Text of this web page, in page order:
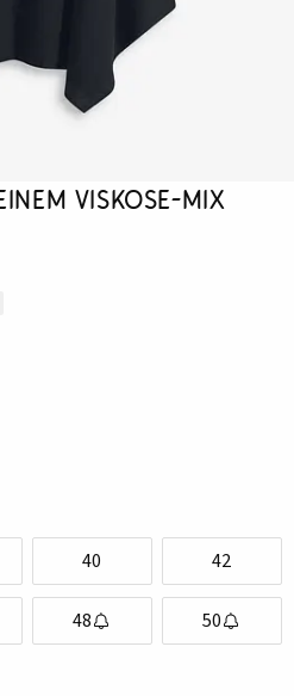
Viskose-Mix
40 42
48 50